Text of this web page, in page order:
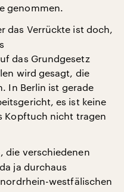
genommen.
das Verrückte ist doch,
das Grundgesetz
wird gesagt, die
In Berlin ist gerade
es ist keine
Kopftuch nicht tragen
die verschiedenen
ja durchaus
westfälischen